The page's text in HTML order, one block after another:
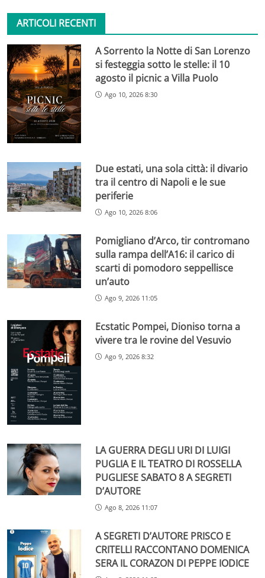
ARTICOLI RECENTI
A Sorrento la Notte di San Lorenzo
si festeggia sotto le stelle: il 10
agosto il picnic a Villa Puolo
Ago 10, 2026 8:30
Due estati, una sola città: il divario
tra il centro di Napoli e le sue
periferie
Ago 10, 2026 8:06
Pomigliano d’Arco, tir contromano
sulla rampa dell’A16: il carico di
scarti di pomodoro seppellisce
un’auto
Ago 9, 2026 11:05
Ecstatic Pompei, Dioniso torna a
vivere tra le rovine del Vesuvio
Ago 9, 2026 8:32
LA GUERRA DEGLI URI DI LUIGI
PUGLIA E IL TEATRO DI ROSSELLA
PUGLIESE SABATO 8 A SEGRETI
D’AUTORE
Ago 8, 2026 11:07
A SEGRETI D’AUTORE PRISCO E
CRITELLI RACCONTANO DOMENICA
SERA IL CORAZON DI PEPPE IODICE